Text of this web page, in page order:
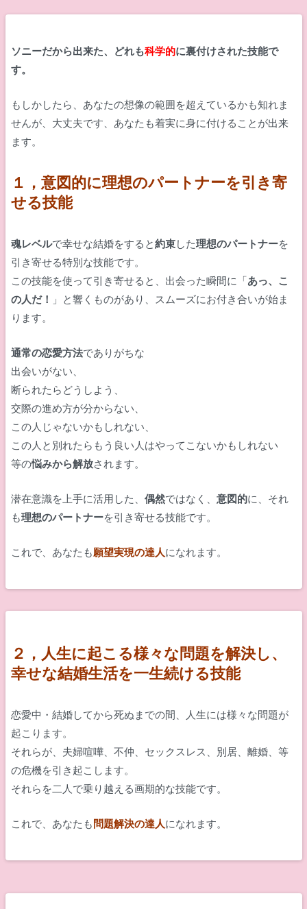
ソニーだから出来た、どれも科学的に裏付けされた技能で
す。
もしかしたら、あなたの想像の範囲を超えているかも知れま
せんが、大丈夫です、あなたも着実に身に付けることが出来
ます。
１，意図的に理想のパートナーを引き寄
せる技能
魂レベルで幸せな結婚をすると約束した理想のパートナーを
引き寄せる特別な技能です。
この技能を使って引き寄せると、出会った瞬間に「あっ、こ
の人だ！
」と響くものがあり、スムーズにお付き合いが始ま
ります。
通常の恋愛方法でありがちな
出会いがない、
断られたらどうしよう、
交際の進め方が分からない、
この人じゃないかもしれない、
この人と別れたらもう良い人はやってこないかもしれない
等の悩みから解放されます。
潜在意識を上手に活用した、 偶然ではなく、 意図的に、それ
も理想のパートナーを引き寄せる技能です。
これで、あなたも願望実現の達人になれます。
２，人生に起こる様々な問題を解決し、
幸せな結婚生活を一生続ける技能
恋愛中・結婚してから死ぬまでの間、人生には様々な問題が
起こります。
それらが、夫婦喧嘩、不仲、セックスレス、別居、離婚、等
の危機を引き起こします。
それらを二人で乗り越える画期的な技能です。
これで、あなたも 問題解決の達人になれます。